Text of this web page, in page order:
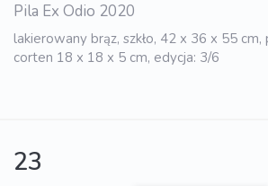
Pila Ex Odio 2020
lakierowany brąz, szkło, 42 x 36 x 55
corten 18 x 18 x 5 cm, edycja: 3/6
23